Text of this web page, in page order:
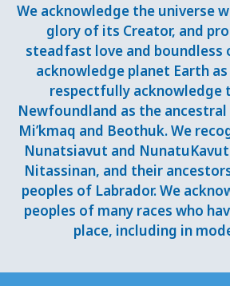
We acknowledge the universe
glory of its Creator, and
steadfast love and boundless
acknowledge planet Earth
respectfully acknowledge
Newfoundland as the
Mi’kmaq and Beothuk. We
Nunatsiavut and
Nitassinan, and their
peoples of Labrador. We
peoples of many races who
place, including in